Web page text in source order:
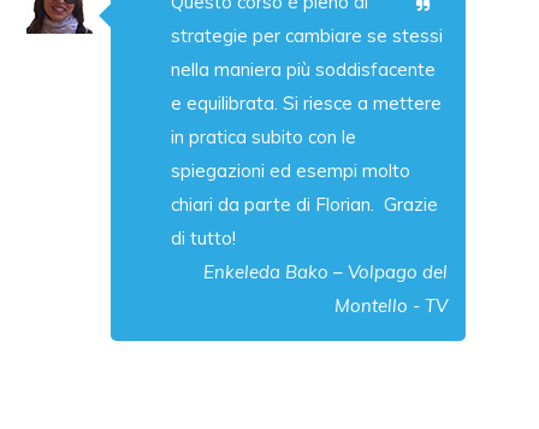
strategie per cambiare se stessi
nella maniera più soddisfacente
e equilibrata. Si riesce a mettere
in pratica subito con le
spiegazioni ed esempi molto
chiari da parte di Florian. Grazie
di tutto!
Enkeleda Bako – Volpago del
Montello - TV